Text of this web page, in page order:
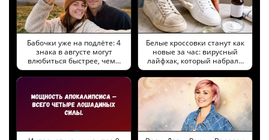
Бабочки уже на подлёте: 4
знака в августе могут
влюбиться быстрее, чем…
Белые кроссовки станут как
новые за час: вирусный
лайфхак, который набрал…